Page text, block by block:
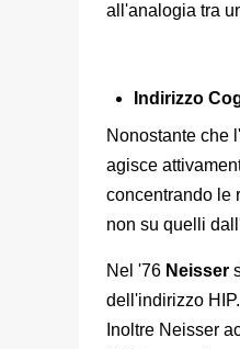
all'analogia tra
Indirizzo
Nonostante che
agisce
concentrando le
non su quelli
Nel '76 Neisser
dell'indirizzo
Inoltre Neisser